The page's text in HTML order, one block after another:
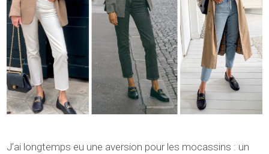
J’ai longtemps eu une aversion pour les mocassins : un